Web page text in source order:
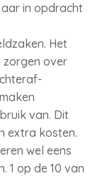
in opdracht
Het
zorgen over
van. Dit
extra kosten.
wel eens
1 op de 10 van